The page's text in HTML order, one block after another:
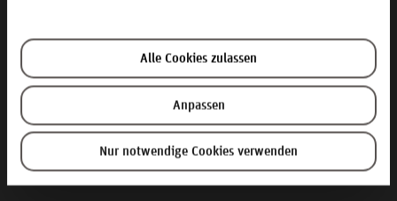
Alle Cookies zulassen
Anpassen
Nur notwendige Cookies verwenden